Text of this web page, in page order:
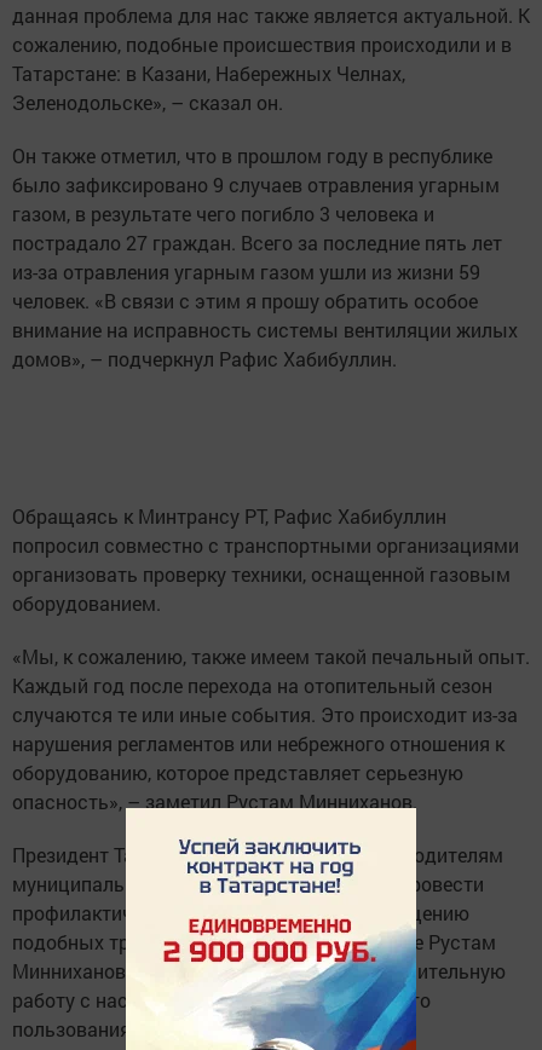
данная проблема для нас также является актуальной. К
сожалению, подобные происшествия происходили и в
Татарстане: в Казани, Набережных Челнах,
Зеленодольске», – сказал он.
Он также отметил, что в прошлом году в республике
было зафиксировано 9 случаев отравления угарным
газом, в результате чего погибло 3 человека и
пострадало 27 граждан. Всего за последние пять лет
из-за отравления угарным газом ушли из жизни 59
человек. «В связи с этим я прошу обратить особое
внимание на исправность системы вентиляции жилых
домов», – подчеркнул Рафис Хабибуллин.
Обращаясь к Минтрансу РТ, Рафис Хабибуллин
попросил совместно с транспортными организациями
организовать проверку техники, оснащенной газовым
оборудованием.
«Мы, к сожалению, также имеем такой печальный опыт.
Каждый год после перехода на отопительный сезон
случаются те или иные события. Это происходит из-за
нарушения регламентов или небрежного отношения к
оборудованию, которое представляет серьезную
опасность», – заметил Рустам Минниханов.
Президент Татарстана дал поручение руководителям
муниципальных образований республики провести
профилактические мероприятия по недопущению
подобных трагических происшествий. Также Рустам
Минниханов призвал организовать разъяснительную
работу с населением о правилах безопасного
пользования газовым оборудованием.